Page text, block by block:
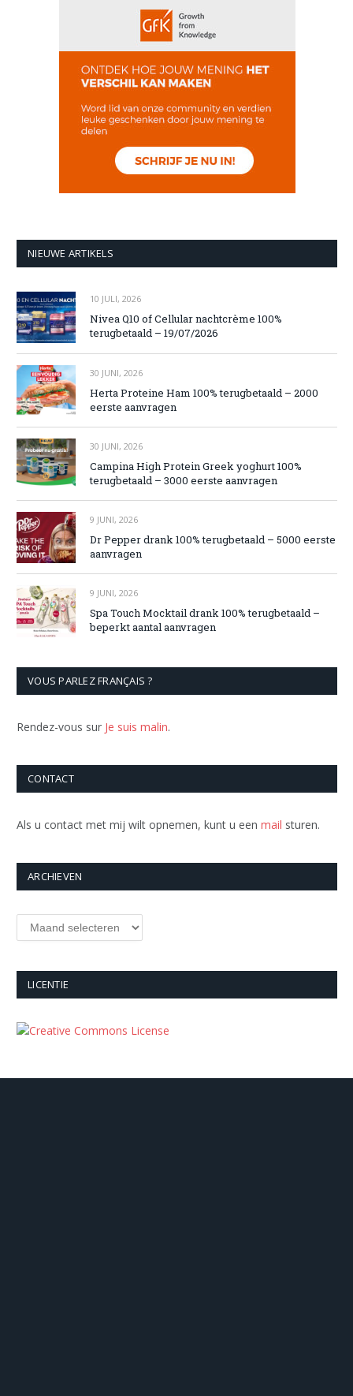
NIEUWE ARTIKELS
10 JULI, 2026
Nivea Q10 of Cellular nachtcrème 100%
terugbetaald – 19/07/2026
30 JUNI, 2026
Herta Proteine Ham 100% terugbetaald – 2000
eerste aanvragen
30 JUNI, 2026
Campina High Protein Greek yoghurt 100%
terugbetaald – 3000 eerste aanvragen
9 JUNI, 2026
Dr Pepper drank 100% terugbetaald – 5000 eerste
aanvragen
9 JUNI, 2026
Spa Touch Mocktail drank 100% terugbetaald –
beperkt aantal aanvragen
VOUS PARLEZ FRANÇAIS ?
Rendez-vous sur Je suis malin.
CONTACT
Als u contact met mij wilt opnemen, kunt u een mail sturen.
ARCHIEVEN
Archieven
LICENTIE